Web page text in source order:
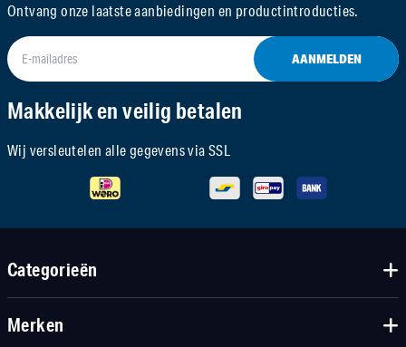
Ontvang onze laatste aanbiedingen en productintroducties.
AANMELDEN
Makkelijk en veilig betalen
Wij versleutelen alle gegevens via SSL
Categorieën
Merken